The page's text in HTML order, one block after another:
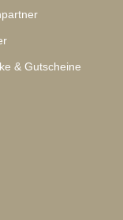
& Gutscheine